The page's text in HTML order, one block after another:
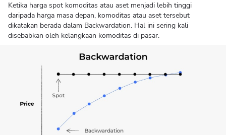
Ketika harga spot komoditas atau aset menjadi lebih tinggi
daripada harga masa depan, komoditas atau aset tersebut
dikatakan berada dalam Backwardation. Hal ini sering kali
disebabkan oleh kelangkaan komoditas di pasar.